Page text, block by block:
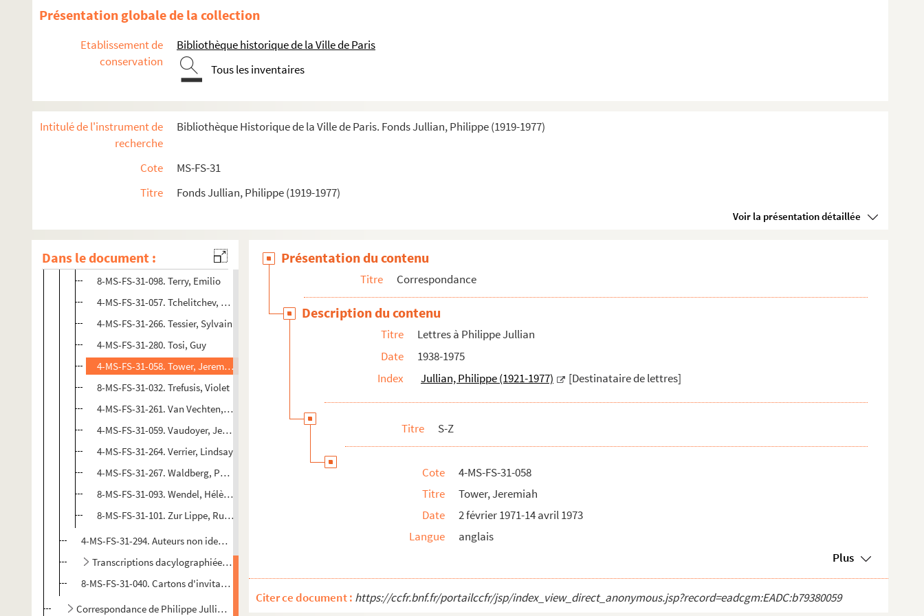
Présentation globale de la collection
Etablissement de
conservation
Bibliothèque historique de la Ville de Paris
Tous les inventaires
Intitulé de l'instrument de
recherche
Bibliothèque Historique de la Ville de Paris. Fonds Jullian, Philippe (1919-1977)
Cote
MS-FS-31
Titre
Fonds Jullian, Philippe (1919-1977)
Voir la présentation détaillée
Dans le document :
4-MS-FS-31-278. Sidery, Sherban
8-MS-FS-31-075. Sigaux, Gilbert
8-MS-FS-31-029. Simounet, Alice
8-MS-FS-31-062. Snow, Charles Percy
4-MS-FS-31-055. Soufflot de Magny, Olivier
4-MS-FS-31-056. Stewart, Desmond
8-MS-FS-31-070. Subercaseaux, Philippe
8-MS-FS-31-065. Symonds, John
8-MS-FS-31-091. Tennant, Mark
8-MS-FS-31-098. Terry, Emilio
4-MS-FS-31-057. Tchelitchev, Pavel
4-MS-FS-31-266. Tessier, Sylvain
4-MS-FS-31-280. Tosi, Guy
4-MS-FS-31-058. Tower, Jeremiah
8-MS-FS-31-032. Trefusis, Violet
4-MS-FS-31-261. Van Vechten, Carl
4-MS-FS-31-059. Vaudoyer, Jean-Louis
4-MS-FS-31-264. Verrier, Lindsay
4-MS-FS-31-267. Waldberg, Patrick
8-MS-FS-31-093. Wendel, Hélène de
8-MS-FS-31-101. Zur Lippe, Rudolf
4-MS-FS-31-294. Auteurs non identifiés
Transcriptions dacylographiées de lettres adressées à Philippe Jullian
8-MS-FS-31-040. Cartons d'invitation
Correspondance de Philippe Jullian avec sa mère Suzanne Jullian
Présentation du contenu
Titre Correspondance
Description du contenu
Titre
Lettres à Philippe Jullian
Date
1938-1975
Index
Jullian, Philippe (1921-1977) [Destinataire de lettres]
Titre S-Z
Cote
4-MS-FS-31-058
Titre
Tower, Jeremiah
Date
2 février 1971-14 avril 1973
Langue
anglais
Plus
Citer ce document : https://ccfr.bnf.fr/portailccfr/jsp/index_view_direct_anonymous.jsp?record=eadcgm:EADC:b79380059